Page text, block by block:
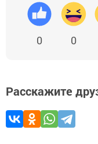
0 0
Расскажите